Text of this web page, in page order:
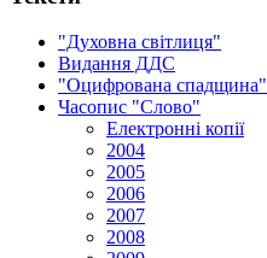
"Духовна світлиця"
Видання ДДС
"Оцифрована спадщина"
Часопис "Слово"
Електронні копії
2004
2005
2006
2007
2008